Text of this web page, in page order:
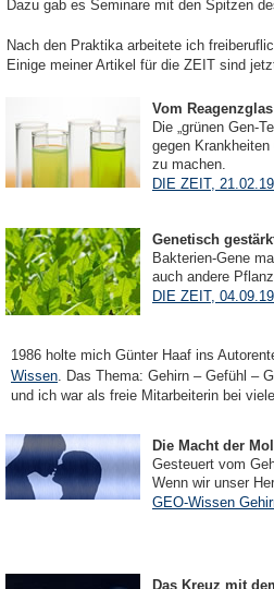
Dazu gab es Seminare mit den Spitzen
Nach den Praktika arbeitete ich
Einige meiner Artikel für die ZEIT sind
Vom
Die „grünen Gen-
gegen
zu machen.
DIE ZEIT,
Genetisch
Bakterien-Gene
auch andere
DIE ZEIT,
1986 holte mich Günter Haaf ins
Wissen. Das Thema: Gehirn – Gefühl –
und ich war als freie Mitarbeiterin bei
Die Macht der
Gesteuert vom
Wenn wir unser
GEO-Wissen
Das Kreuz mit